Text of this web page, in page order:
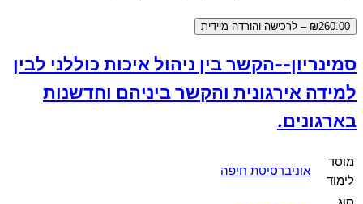
₪260.00 – לרכישה והורדה מיידית
סמינריון--הקשר בין ניהול איכות כוללני לבין
למידה אירגונית והקשר ביניהם וחדשנות
בארגונים.
מוסד
לימוד
אוניברסיטת חיפה